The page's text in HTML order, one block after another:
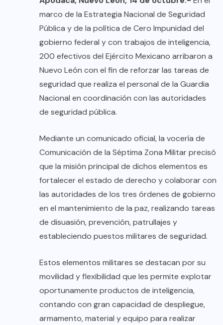
marco de la Estrategia Nacional de Seguridad
Pública y de la política de Cero Impunidad del
gobierno federal y con trabajos de inteligencia,
200 efectivos del Ejército Mexicano arribaron a
Nuevo León con el fin de reforzar las tareas de
seguridad que realiza el personal de la Guardia
Nacional en coordinación con las autoridades
de seguridad pública.
Mediante un comunicado oficial, la vocería de
Comunicación de la Séptima Zona Militar precisó
que la misión principal de dichos elementos es
fortalecer el estado de derecho y colaborar con
las autoridades de los tres órdenes de gobierno
en el mantenimiento de la paz, realizando tareas
de disuasión, prevención, patrullajes y
estableciendo puestos militares de seguridad.
Estos elementos militares se destacan por su
movilidad y flexibilidad que les permite explotar
oportunamente productos de inteligencia,
contando con gran capacidad de despliegue,
armamento, material y equipo para realizar